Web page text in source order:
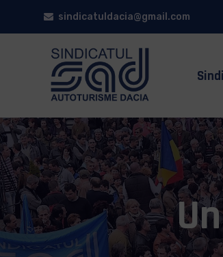
sindicatuldacia@gmail.com